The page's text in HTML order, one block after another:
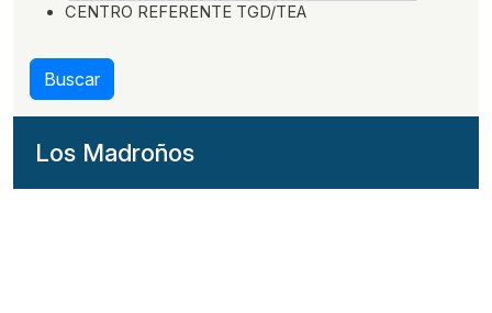
Los Madroños
CENTRO REFERENTE TGD/TEA
Buscar